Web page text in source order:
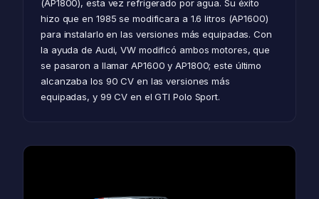
(AP1800), esta vez refrigerado por agua. Su éxito
hizo que en 1985 se modificara a 1.6 litros (AP1600)
para instalarlo en las versiones más equipadas. Con
la ayuda de Audi, VW modificó ambos motores, que
se pasaron a llamar AP1600 y AP1800; este último
alcanzaba los 90 CV en las versiones más
equipadas, y 99 CV en el GTI Polo Sport.